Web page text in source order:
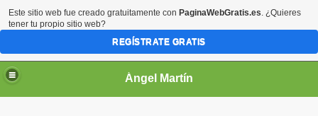
Ángel Martín
Este sitio web fue creado gratuitamente con PaginaWebGratis.es. ¿Quieres
tener tu propio sitio web?
REGÍSTRATE GRATIS